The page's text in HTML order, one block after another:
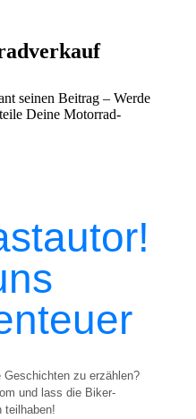
Geschichten zu erzählen?
und lass die Biker-
teilhaben!